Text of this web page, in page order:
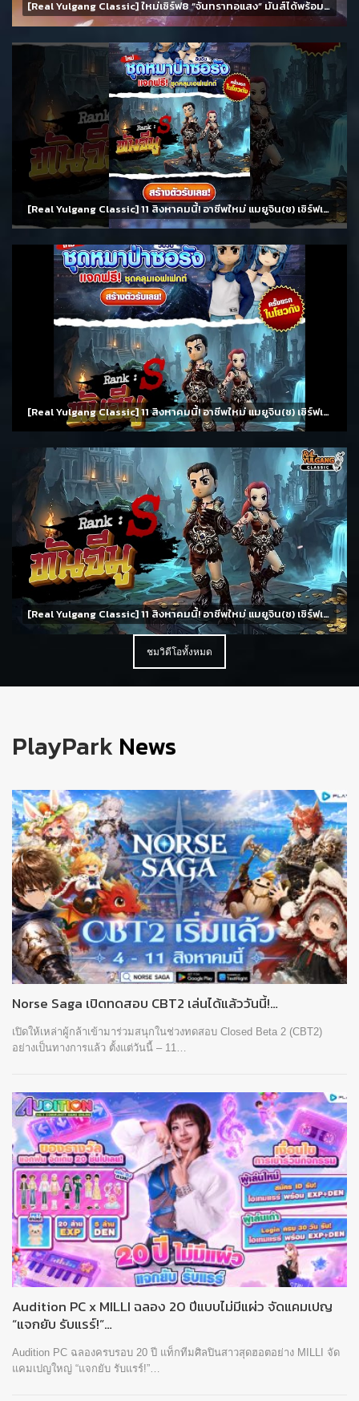
[Real Yulgang Classic] ใหม่เซิร์ฟ8 “จันทราทอแสง” มันส์ได้พร้อมกัน 11 สิงหาคม นี้!!
[Real Yulgang Classic] 11 สิงหาคมนี้! อาชีพใหม่ แมยูจิน(ช) เซิร์ฟเวอร์ 8 จันทราทอแสงและกิจกรรมมากมาย
[Real Yulgang Classic] 11 สิงหาคมนี้! อาชีพใหม่ แมยูจิน(ช) เซิร์ฟเวอร์ 8 จันทราทอแสงและกิจกรรมมากมาย
[Real Yulgang Classic] 11 สิงหาคมนี้! อาชีพใหม่ แมยูจิน(ช) เซิร์ฟเวอร์ 8 จันทราทอแสงและกิจกรรมมากมาย
ชมวิดีโอทั้งหมด
PlayPark News
Norse Saga เปิดทดสอบ CBT2 เล่นได้แล้ววันนี้!…
เปิดให้เหล่าผู้กล้าเข้ามาร่วมสนุกในช่วงทดสอบ Closed Beta 2 (CBT2)
อย่างเป็นทางการแล้ว ตั้งแต่วันนี้ – 11…
Audition PC x MILLI ฉลอง 20 ปีแบบไม่มีแผ่ว จัดแคมเปญ
“แจกยับ รับแรร์!”…
Audition PC ฉลองครบรอบ 20 ปี แท็กทีมศิลปินสาวสุดฮอตอย่าง MILLI จัด
แคมเปญใหญ่ “แจกยับ รับแรร์!”…